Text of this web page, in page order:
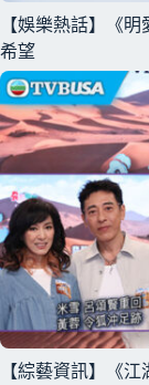
【娛樂熱話】《
希望
【綜藝資訊】《